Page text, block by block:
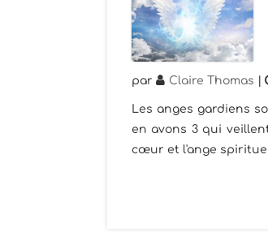
par Claire Thomas
Les anges gardiens
en avons 3 qui
cœur et l'ange spirituel